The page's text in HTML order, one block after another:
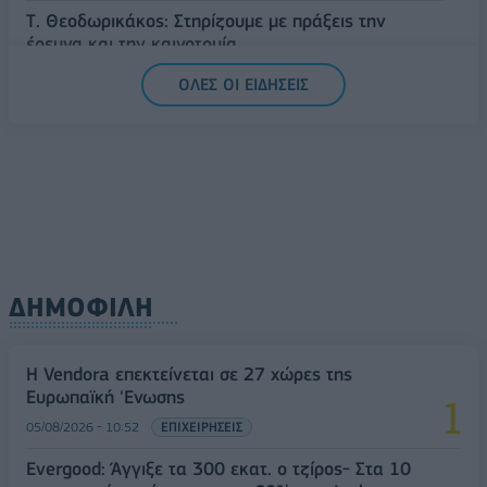
Τ. Θεοδωρικάκος: Στηρίζουμε με πράξεις την
έρευνα και την καινοτομία
ΟΛΕΣ ΟΙ ΕΙΔΗΣΕΙΣ
ΔΗΜΟΦΙΛΗ
Η Vendora επεκτείνεται σε 27 χώρες της
Ευρωπαϊκή 'Ενωσης
05/08/2026 - 10:52 ΕΠΙΧΕΙΡΗΣΕΙΣ
Evergood: Άγγιξε τα 300 εκατ. ο τζίρος- Στα 10